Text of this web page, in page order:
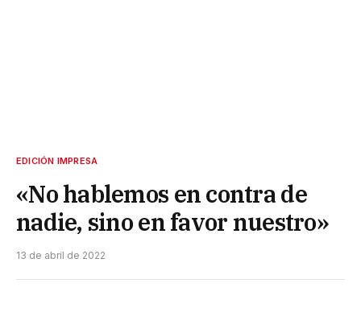
EDICIÓN IMPRESA
«No hablemos en contra de
nadie, sino en favor nuestro»
13 de abril de 2022